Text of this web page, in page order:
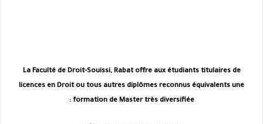
La Faculté de Droit-Souissi, Rabat offre aux étudiants titulaires de
licences en Droit ou tous autres diplômes reconnus équivalents une
formation de Master très diversifiée :